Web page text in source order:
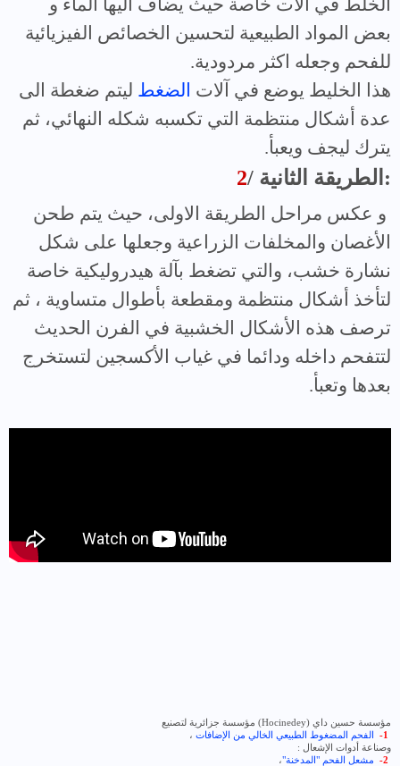
بعض المواد الطبيعية لتحسين الخصائص الفيزيائية
للفحم وجعله اكثر مردودية.
هذا الخليط يوضع في آلات الضغط ليتم ضغطة الى
عدة أشكال منتظمة التي تكسبه شكله النهائي، ثم
يترك ليجف ويعبأ.
2 / الطريقة الثانية:
و عكس مراحل الطريقة الاولى، حيث يتم طحن
الأغصان والمخلفات الزراعية وجعلها على شكل
نشارة خشب، والتي تضغط بآلة هيدروليكية خاصة
لتأخذ أشكال منتظمة ومقطعة بأطوال متساوية ، ثم
ترصف هذه الأشكال الخشبية في الفرن الحديث
لتتفحم داخله ودائما في غياب الأكسجين لتستخرج
بعدها وتعبأ.
مؤسسة حسين داي (Hocinedey) مؤسسة جزائرية لتصنيع
1-
الفحم المضغوط الطبيعي الخالي من الإضافات ،
وصناعة أدوات الإشعال :
2-
مشعل الفحم "المدخنة"،